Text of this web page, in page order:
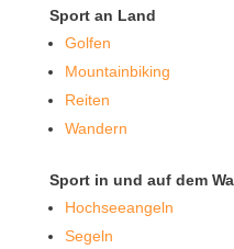
Sport an Land
Golfen
Mountainbiking
Reiten
Wandern
Sport in und auf dem
Hochseeangeln
Segeln